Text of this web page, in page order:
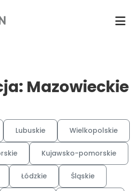
Mazowieckie
Lubuskie Wielkopolskie
Kujawsko-pomorskie
Łódzkie Śląskie